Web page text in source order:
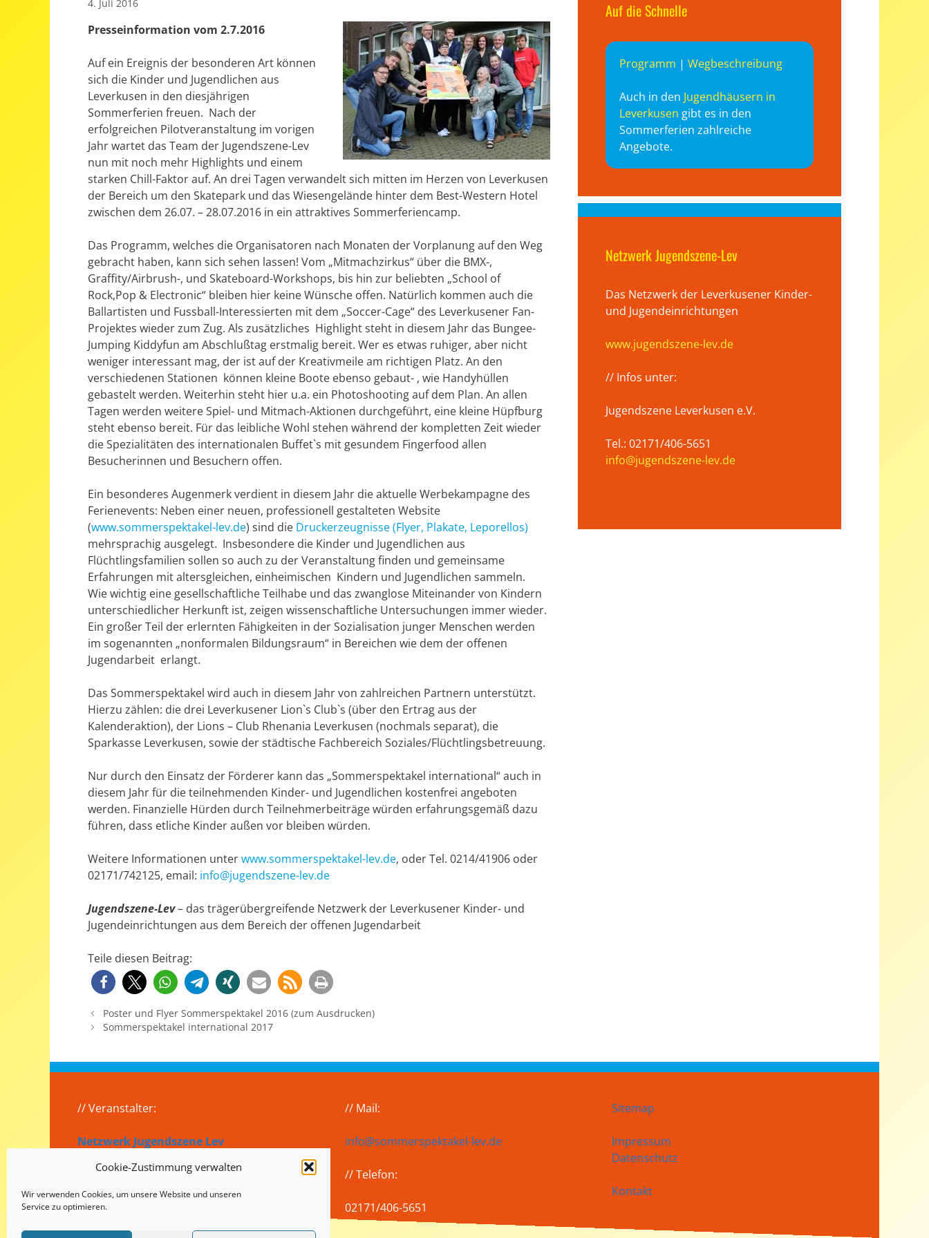
Cookie-Zustimmung verwalten
Wir verwenden Cookies, um unsere Website und unseren
Service zu optimieren.
4. Juli 2016
Presseinformation vom 2.7.2016
Auf ein Ereignis der besonderen Art können
sich die Kinder und Jugendlichen aus
Leverkusen in den diesjährigen
Sommerferien freuen. Nach der
erfolgreichen Pilotveranstaltung im vorigen
Jahr wartet das Team der Jugendszene-Lev
nun mit noch mehr Highlights und einem
starken Chill-Faktor auf. An drei Tagen verwandelt sich mitten im Herzen von Leverkusen
der Bereich um den Skatepark und das Wiesengelände hinter dem Best-Western Hotel
zwischen dem 26.07. – 28.07.2016 in ein attraktives Sommerferiencamp.
Das Programm, welches die Organisatoren nach Monaten der Vorplanung auf den Weg
gebracht haben, kann sich sehen lassen! Vom „Mitmachzirkus“ über die BMX-,
Graffity/Airbrush-, und Skateboard-Workshops, bis hin zur beliebten „School of
Rock,Pop & Electronic“ bleiben hier keine Wünsche offen. Natürlich kommen auch die
Ballartisten und Fussball-Interessierten mit dem „Soccer-Cage“ des Leverkusener Fan-
Projektes wieder zum Zug. Als zusätzliches Highlight steht in diesem Jahr das Bungee-
Jumping Kiddyfun am Abschlußtag erstmalig bereit. Wer es etwas ruhiger, aber nicht
weniger interessant mag, der ist auf der Kreativmeile am richtigen Platz. An den
verschiedenen Stationen können kleine Boote ebenso gebaut- , wie Handyhüllen
gebastelt werden. Weiterhin steht hier u.a. ein Photoshooting auf dem Plan. An allen
Tagen werden weitere Spiel- und Mitmach-Aktionen durchgeführt, eine kleine Hüpfburg
steht ebenso bereit. Für das leibliche Wohl stehen während der kompletten Zeit wieder
die Spezialitäten des internationalen Buffet`s mit gesundem Fingerfood allen
Besucherinnen und Besuchern offen.
Ein besonderes Augenmerk verdient in diesem Jahr die aktuelle Werbekampagne des
Ferienevents: Neben einer neuen, professionell gestalteten Website
(www.sommerspektakel-lev.de) sind die Druckerzeugnisse (Flyer, Plakate, Leporellos)
mehrsprachig ausgelegt. Insbesondere die Kinder und Jugendlichen aus
Flüchtlingsfamilien sollen so auch zu der Veranstaltung finden und gemeinsame
Erfahrungen mit altersgleichen, einheimischen Kindern und Jugendlichen sammeln.
Wie wichtig eine gesellschaftliche Teilhabe und das zwanglose Miteinander von Kindern
unterschiedlicher Herkunft ist, zeigen wissenschaftliche Untersuchungen immer wieder.
Ein großer Teil der erlernten Fähigkeiten in der Sozialisation junger Menschen werden
im sogenannten „nonformalen Bildungsraum“ in Bereichen wie dem der offenen
Jugendarbeit erlangt.
Das Sommerspektakel wird auch in diesem Jahr von zahlreichen Partnern unterstützt.
Hierzu zählen: die drei Leverkusener Lion`s Club`s (über den Ertrag aus der
Kalenderaktion), der Lions – Club Rhenania Leverkusen (nochmals separat), die
Sparkasse Leverkusen, sowie der städtische Fachbereich Soziales/Flüchtlingsbetreuung.
Nur durch den Einsatz der Förderer kann das „Sommerspektakel international“ auch in
diesem Jahr für die teilnehmenden Kinder- und Jugendlichen kostenfrei angeboten
werden. Finanzielle Hürden durch Teilnehmerbeiträge würden erfahrungsgemäß dazu
führen, dass etliche Kinder außen vor bleiben würden.
Weitere Informationen unterwww.sommerspektakel-lev.de, oder Tel. 0214/41906 oder
02171/742125, email: info@jugendszene-lev.de
Jugendszene-Lev– das trägerübergreifende Netzwerk der Leverkusener Kinder- und
Jugendeinrichtungen aus dem Bereich der offenen Jugendarbeit
Teile diesen Beitrag:
Poster und Flyer Sommerspektakel 2016 (zum Ausdrucken)
Sommerspektakel international 2017
Auf die Schnelle
Programm | Wegbeschreibung
Auch in den Jugendhäusern in
Leverkusen gibt es in den
Sommerferien zahlreiche
Angebote.
Netzwerk Jugendszene-Lev
Das Netzwerk der Leverkusener Kinder-
und Jugendeinrichtungen
www.jugendszene-lev.de
// Infos unter:
Jugendszene Leverkusen e.V.
Tel.: 02171/406-5651
info@jugendszene-lev.de
// Veranstalter:
Netzwerk Jugendszene Lev
// Mail:
info@sommerspektakel-lev.de
// Telefon:
02171/406-5651
Sitemap
Impressum
Datenschutz
Kontakt